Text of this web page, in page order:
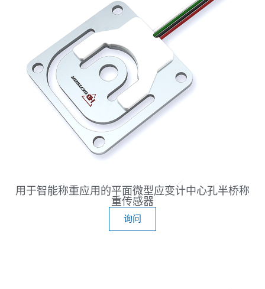
用于智能称重应用的平面微型应变计中心孔半桥称
重传感器
询问